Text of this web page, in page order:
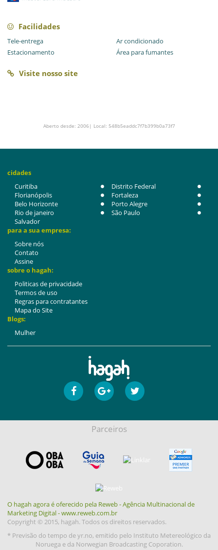
Facilidades
Tele-entrega
Ar condicionado
Estacionamento
Área para fumantes
Visite nosso site
Aberto desde: 2006| Local: 548b5eaddc7f7b399b0a73f7
cidades
Curitiba
Distrito Federal
Florianópolis
Fortaleza
Belo Horizonte
Porto Alegre
Rio de janeiro
São Paulo
Salvador
para a sua empresa:
Sobre nós
Contato
Assine
sobre o hagah:
Politicas de privacidade
Termos de uso
Regras para contratantes
Mapa do Site
Blogs:
Mulher
Parceiros
O hagah agora é oferecido pela Reweb - Agência Multinacional de
Marketing Digital - www.reweb.com.br
Copyright © 2015, hagah. Todos os direitos reservados.
* Previsão do tempo de yr.no, emitido pelo Instituto Metereológico da
Noruega e da Norwegian Broadcasting Coporation.